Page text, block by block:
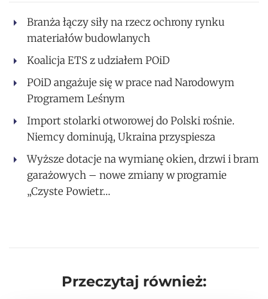
Branża łączy siły na rzecz ochrony rynku
materiałów budowlanych
Koalicja ETS z udziałem POiD
POiD angażuje się w prace nad Narodowym
Programem Leśnym
Import stolarki otworowej do Polski rośnie.
Niemcy dominują, Ukraina przyspiesza
Wyższe dotacje na wymianę okien, drzwi i bram
garażowych – nowe zmiany w programie
„Czyste Powietr…
Przeczytaj również: